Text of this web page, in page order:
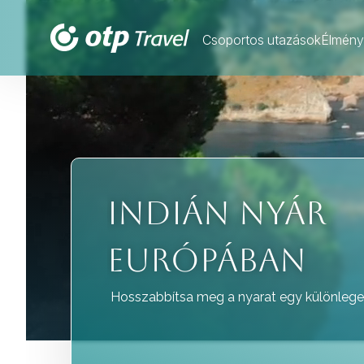
Csoportos utazások
INDIÁN NYÁR
EURÓPÁBAN
Hosszabbítsa meg a nyarat egy